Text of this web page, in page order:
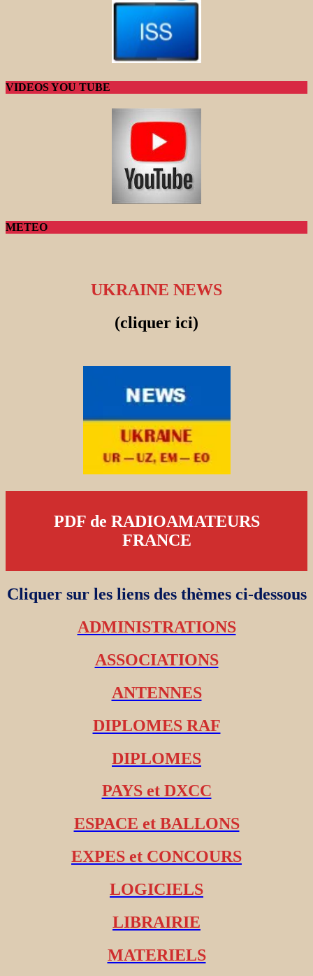
VIDEOS YOU TUBE
METEO
UKRAINE NEWS
(cliquer ici)
PDF de RADIOAMATEURS
FRANCE
Cliquer sur les liens des thèmes ci-dessous
ADMINISTRATIONS
ASSOCIATIONS
ANTENNES
DIPLOMES RAF
DIPLOMES
PAYS et DXCC
ESPACE et BALLONS
EXPES et CONCOURS
LOGICIELS
LIBRAIRIE
MATERIELS